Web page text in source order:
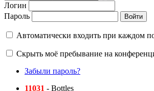
Логин
Пароль
Автоматически входить при каждом
Скрыть моё пребывание на
Забыли пароль?
11031 - Bottles